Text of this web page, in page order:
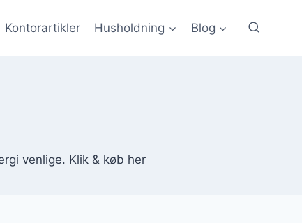
Kontorartikler Husholdning Blog
venlige. Klik & køb her